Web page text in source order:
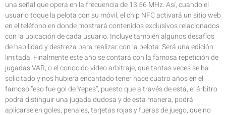
una señal que opera en la frecuencia de 13.56 MHz. Así, cuando el
usuario toque la pelota con su móvil, el chip NFC activará un sitio web
en el teléfono en donde mostrará contenidos exclusivos relacionados
con la ubicación de cada usuario. Incluye también algunos desafíos
de habilidad y destreza para realizar con la pelota. Será una edición
limitada. Finalmente este año se contará con la famosa repetición de
jugadas VAR, o el conocido video arbitraje, que tantas veces se ha
solicitado y nos hubiera encantado tener hace cuatro años en el
famoso “eso fue gol de Yepes”, puesto que a través de está, el árbitro
podrá distinguir una jugada dudosa y de esta manera, podrá
aplicarse en goles, penales, tarjetas rojas y fueras de juego, que no